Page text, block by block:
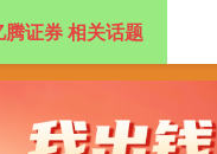
配资开户 股票配资开户
腾证券 相关话题